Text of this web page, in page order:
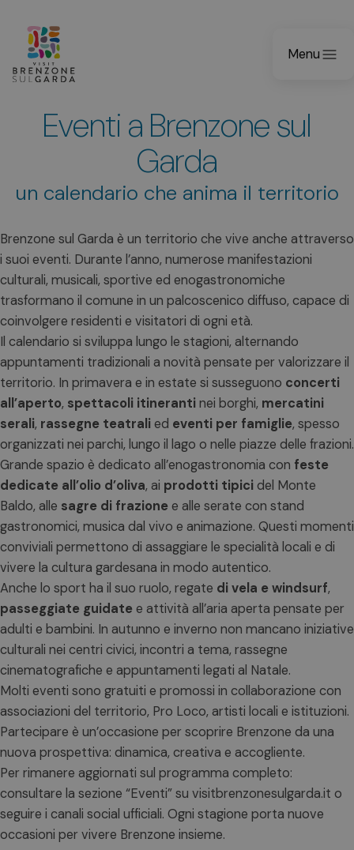
Menu
Eventi a Brenzone sul
Garda
un calendario che anima il territorio
Brenzone sul Garda è un territorio che vive anche attraverso
i suoi eventi. Durante l’anno, numerose manifestazioni
culturali, musicali, sportive ed enogastronomiche
trasformano il comune in un palcoscenico diffuso, capace di
coinvolgere residenti e visitatori di ogni età.
Il calendario si sviluppa lungo le stagioni, alternando
appuntamenti tradizionali a novità pensate per valorizzare il
territorio. In primavera e in estate si susseguono concerti
all’aperto, spettacoli itineranti nei borghi, mercatini
serali, rassegne teatrali ed eventi per famiglie, spesso
organizzati nei parchi, lungo il lago o nelle piazze delle frazioni.
Grande spazio è dedicato all’enogastronomia con feste
dedicate all’olio d’oliva, ai prodotti tipici del Monte
Baldo, alle sagre di frazione e alle serate con stand
gastronomici, musica dal vivo e animazione. Questi momenti
conviviali permettono di assaggiare le specialità locali e di
vivere la cultura gardesana in modo autentico.
Anche lo sport ha il suo ruolo, regate di vela e windsurf,
passeggiate guidate e attività all’aria aperta pensate per
adulti e bambini. In autunno e inverno non mancano iniziative
culturali nei centri civici, incontri a tema, rassegne
cinematografiche e appuntamenti legati al Natale.
Molti eventi sono gratuiti e promossi in collaborazione con
associazioni del territorio, Pro Loco, artisti locali e istituzioni.
Partecipare è un’occasione per scoprire Brenzone da una
nuova prospettiva: dinamica, creativa e accogliente.
Per rimanere aggiornati sul programma completo:
consultare la sezione “Eventi” su visitbrenzonesulgarda.it o
seguire i canali social ufficiali. Ogni stagione porta nuove
occasioni per vivere Brenzone insieme.